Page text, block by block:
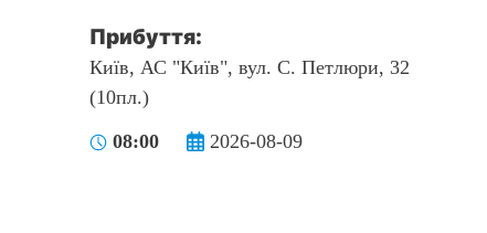
Прибуття:
Київ, АС "Київ", вул. С. Петлюри, 32
(10пл.)
08:00
2026-08-09